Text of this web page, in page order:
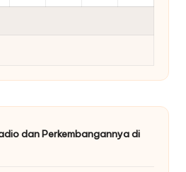
dan Perkembangannya di